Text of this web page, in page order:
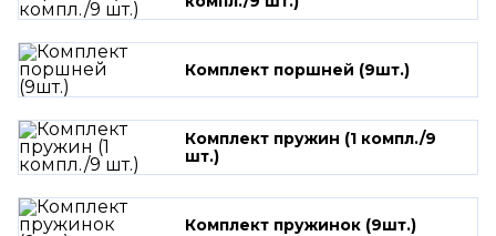
Комплект поршней (9шт.)
Комплект пружин (1 компл./9
шт.)
Комплект пружинок (9шт.)